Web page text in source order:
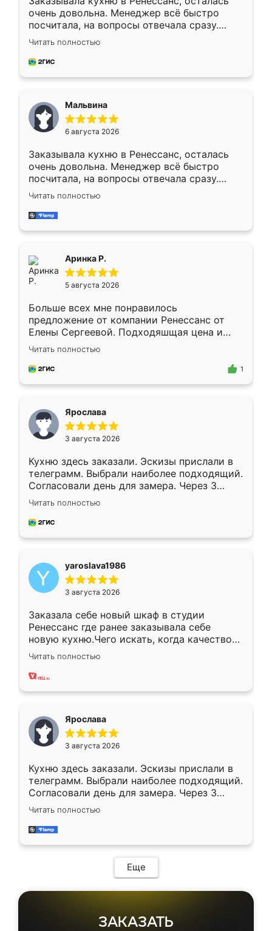
очень довольна. Менеджер всё быстро
посчитала, на вопросы отвечала сразу.
Замерщик приехал в субботу, подошёл к
делу со всей ответственностью. Собрали
за день, ребята работали аккуратно, даже
Читать полностью
Мальвина
6 августа 2026
Заказывала кухню в Ренессанс, осталась
очень довольна. Менеджер всё быстро
посчитала, на вопросы отвечала сразу.
Замерщик приехал в субботу, подошёл к
делу со всей ответственностью. Собрали
за день, ребята работали аккуратно, даже
Читать полностью
Аринка Р.
5 августа 2026
Больше всех мне понравилось
предложение от компании Ренессанс от
Елены Сергеевой. Подходяшщая цена и
короткие сроки изготовления. Приехавший
для замера сотрудник Владислав
предложил по моему эскизу самый
Читать полностью
1
Ярослава
3 августа 2026
Кухню здесь заказали. Эскизы прислали в
телеграмм. Выбрали наиболее подходящий.
Согласовали день для замера. Через 3
недели кухня была уже готова. Остались
довольны работой. Спасибо Ренессанс
мебель за качественную работу!
Читать полностью
yaroslava1986
3 августа 2026
Заказала себе новый шкаф в студии
Ренессанс где ранее заказывала себе
новую кухню.Чего искать, когда качеством
вполне довольна. Служит кухня уже почти
два года, нареканий нет.
Читать полностью
Ярослава
3 августа 2026
Кухню здесь заказали. Эскизы прислали в
телеграмм. Выбрали наиболее подходящий.
Согласовали день для замера. Через 3
недели кухня была уже готова. Остались
довольны работой. Спасибо Ренессанс
мебель за качественную работу!
Читать полностью
Еще
ЗАКАЗАТЬ